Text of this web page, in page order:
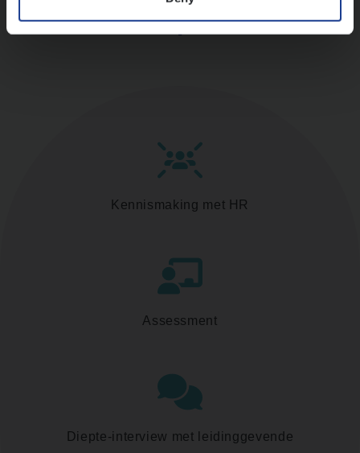
Ons sollicitatieproces
Kennismaking met HR
Assessment
Diepte-interview met leidinggevende